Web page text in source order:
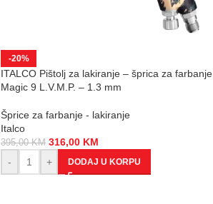
-20%
ITALCO Pištolj za lakiranje – šprica za farbanje
Magic 9 L.V.M.P. – 1.3 mm
Šprice za farbanje - lakiranje
Italco
395,00KM 316,00 KM
-
+ DODAJ U KORPU